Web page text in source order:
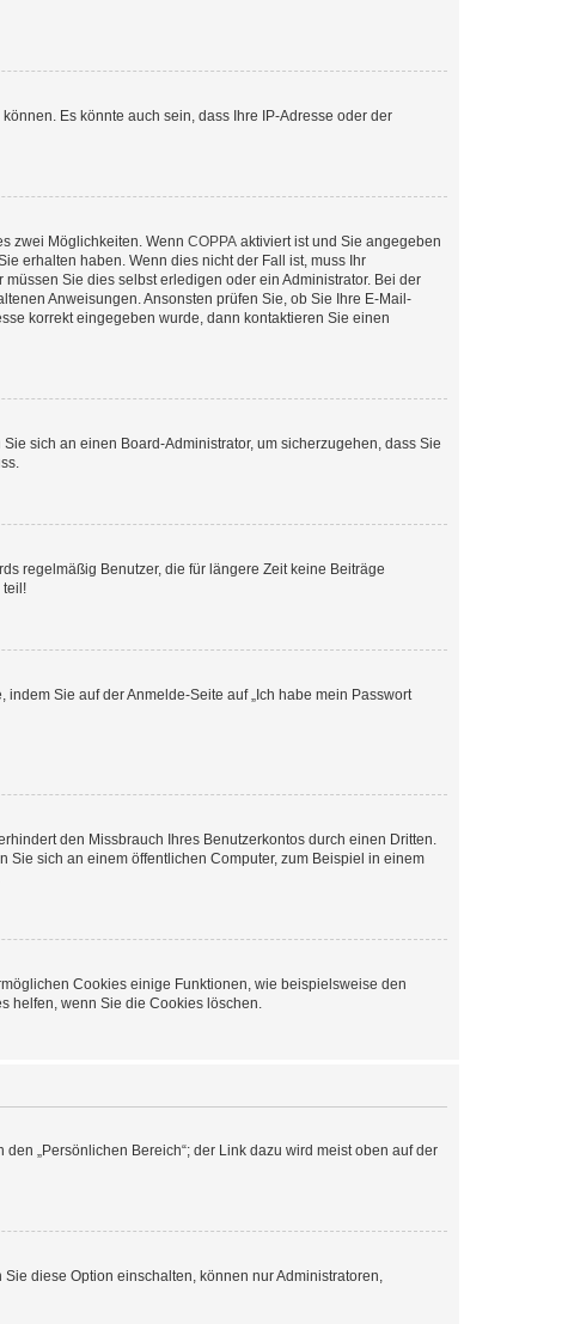
Es könnte auch sein, dass Ihre IP-Adresse oder der
zwei Möglichkeiten. Wenn COPPA aktiviert ist und Sie angegeben
erhalten haben. Wenn dies nicht der Fall ist, muss Ihr
Sie dies selbst erledigen oder ein Administrator. Bei der
Anweisungen. Ansonsten prüfen Sie, ob Sie Ihre E-Mail-
korrekt eingegeben wurde, dann kontaktieren Sie einen
sich an einen Board-Administrator, um sicherzugehen, dass Sie
regelmäßig Benutzer, die für längere Zeit keine Beiträge
teil!
Sie auf der Anmelde-Seite auf „Ich habe mein Passwort
den Missbrauch Ihres Benutzerkontos durch einen Dritten.
Sie sich an einem öffentlichen Computer, zum Beispiel in einem
Cookies einige Funktionen, wie beispielsweise den
helfen, wenn Sie die Cookies löschen.
„Persönlichen Bereich“; der Link dazu wird meist oben auf der
diese Option einschalten, können nur Administratoren,